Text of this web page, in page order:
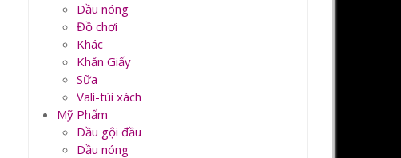
Dầu nóng
Đồ chơi
Khác
Khăn Giấy
Sữa
Vali-túi xách
Mỹ Phẩm
Dầu gội đầu
Dầu nóng